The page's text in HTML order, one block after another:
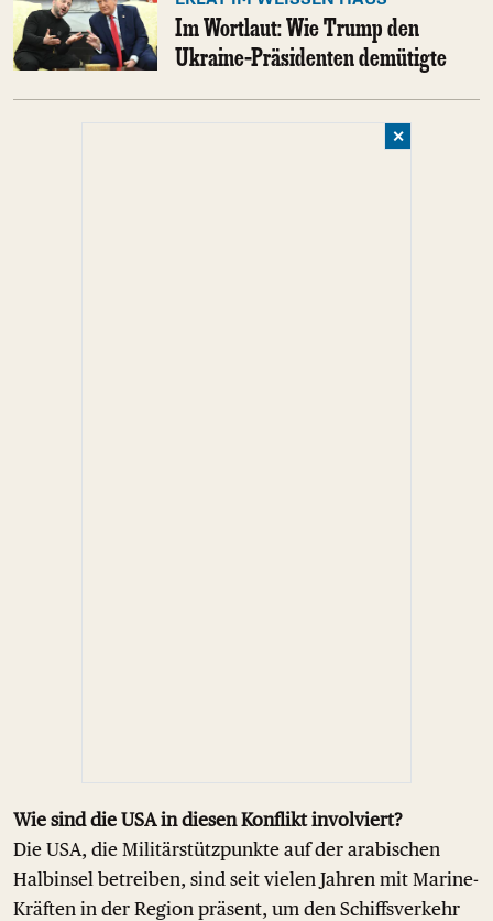
Im Wortlaut: Wie Trump den
Ukraine-Präsidenten demütigte
✕
Wie sind die USA in diesen Konflikt involviert?
Die USA, die Militärstützpunkte auf der arabischen
Halbinsel betreiben, sind seit vielen Jahren mit Marine-
Kräften in der Region präsent, um den Schiffsverkehr